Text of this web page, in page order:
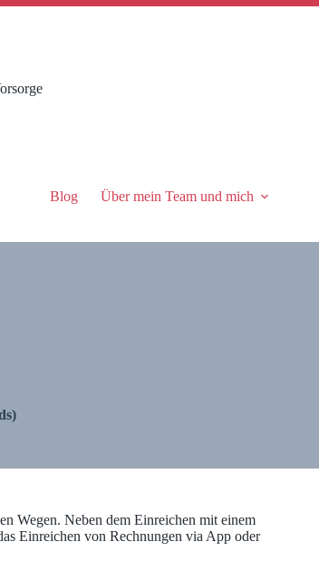
Blog Über mein Team und mich
Wegen. Neben dem Einreichen mit einem
Einreichen von Rechnungen via App oder